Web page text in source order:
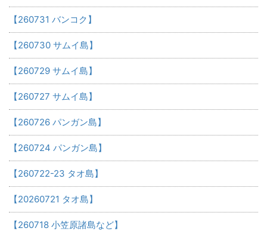
【260731 バンコク】
【260730 サムイ島】
【260729 サムイ島】
【260727 サムイ島】
【260726 パンガン島】
【260724 パンガン島】
【260722-23 タオ島】
【20260721 タオ島】
【260718 小笠原諸島など】